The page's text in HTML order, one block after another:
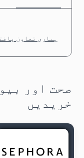
ہماری تعاون
صحت اور
خریدیں